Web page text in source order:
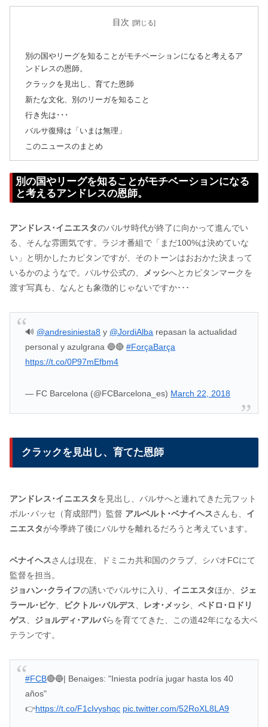
目次
別の国やリーグを知ることがモチベーションになると考えるア
ンドレスの恩師。
クラックを見出し、育てた恩師
新たな文化、別のリーガを知ること
行き先は･･･
バルサ復帰は「いまは無理」
このニュースのまとめ
別の国やリーグを知ることがモチベーションになる
と考えるアンドレスの恩師。
アンドレス･イニエスタのバルサ時代が終了に向かって進んでい
る、そんな雰囲気です。ラジオ番組で「まだ100%は決めていな
い」と明かしたカピタンですが、そのトーンはおおかた決まって
いるかのようなで。バルサ公式の、 メッシへとカピタンマークを
渡す写真も、なんとも象徴的じゃないですか･･･
🔊 @andresiniesta8 y @JordiAlba repasan la actualidad
personal y azulgrana 🔵🔴#ForçaBarça
https://t.co/0P97mEfbm4
— FC Barcelona (@FCBarcelona_es) March 22, 2018
クラックを見出し、育てた恩師
アンドレス･イニエスタを見出し、バルサへと連れてきた元フット
ボル･バッセ（育成部門）監督 アルベルト･ベナイヘスさんも、 イ
ニエスタが今季終了後にバルサを離れるだろうと考えています。
ベナイヘスさんは現在、ドミニカ共和国のクラブ、シバオFCにて
監督を担当。
ジョハン･クライフの誘いでバルサに入り、 イニエスタほか、 ジェ
ラール･ピケ
ビクトル･バルデス レオ･メッシ
ペドロ･ロドリ
ゲス
ジョルディ･アルバらを育ててきた、この道42年になる大ベ
テランです。
#FCB🔴🔵| Benaiges: "Iniesta podría jugar hasta los 40
años"
👉https://t.co/F1cIvyshqc pic.twitter.com/52RoXL8LA9